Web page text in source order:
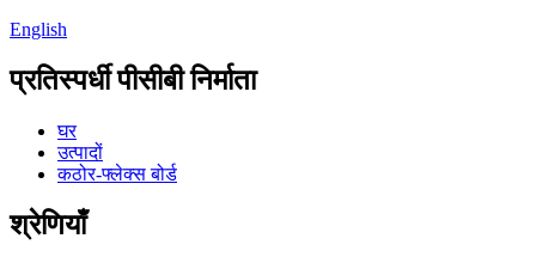
English
प्रतिस्पर्धी पीसीबी निर्माता
घर
उत्पादों
कठोर-फ्लेक्स बोर्ड
श्रेणियाँ